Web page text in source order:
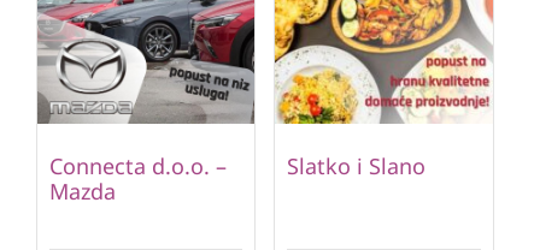
Connecta d.o.o. –
Mazda
Slatko i Slano